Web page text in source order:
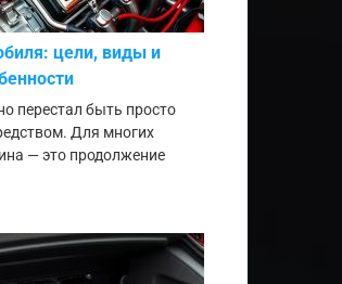
цели, виды и
перестал быть просто
Для многих
— это продолжение